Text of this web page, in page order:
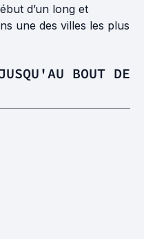
d’un long et
une des villes les plus
BOUT DE